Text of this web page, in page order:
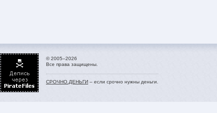
© 2005–2026
Все права защищены.
СРОЧНО.ДЕНЬГИ – если срочно нужны деньги.